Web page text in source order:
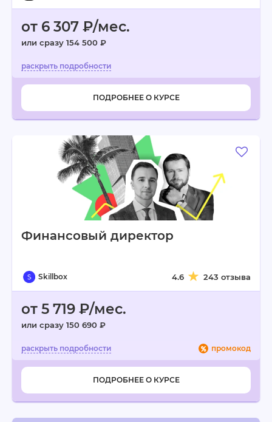
от 6 307 ₽/мес.
или сразу 154 500 ₽
ПОДРОБНЕЕ О КУРСЕ
Финансовый директор
Skillbox 4.6 243 отзыва
от 5 719 ₽/мес.
или сразу 150 690 ₽
промокод
ПОДРОБНЕЕ О КУРСЕ